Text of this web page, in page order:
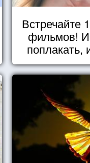
Встречайте
фильмов!
поплакать,